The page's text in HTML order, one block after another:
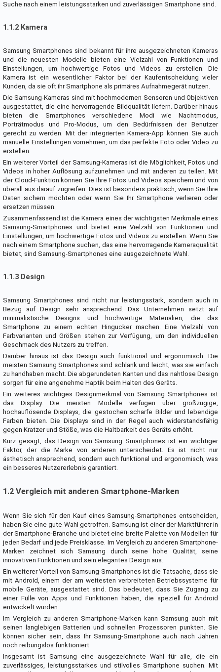
Suche nach einem leistungsstarken und zuverlässigen Smartphone sind.
1.1.2 Kamera
Samsung Smartphones sind bekannt für ihre ausgezeichneten Kameras
und die neuesten Modelle bieten eine Vielzahl von Funktionen und
Einstellungen, um hochwertige Fotos und Videos zu erstellen. Die
Kamera ist ein wesentlicher Faktor bei der Kaufentscheidung vieler
Kunden, da sie oft ihr Smartphone als primäres Aufnahmegerät nutzen.
Die Samsung-Kameras sind mit hochmodernen Sensoren und Objektiven
ausgestattet, die eine hervorragende Bildqualität liefern. Darüber hinaus
bieten die Smartphones verschiedene Modi wie Nachtmodus,
Porträtmodus und Pro-Modus, um den Bedürfnissen der Benutzer
gerecht zu werden. Mit der integrierten Kamera-App können Sie auch
manuelle Einstellungen vornehmen, um das perfekte Foto oder Video zu
erstellen.
Ein weiterer Vorteil der Samsung-Kameras ist die Möglichkeit, Fotos und
Videos in hoher Auflösung aufzunehmen und mit anderen zu teilen. Mit
der Cloud-Funktion können Sie Ihre Fotos und Videos speichern und von
überall aus darauf zugreifen. Dies ist besonders praktisch, wenn Sie Ihre
Daten sichern möchten oder wenn Sie Ihr Smartphone verlieren oder
ersetzen müssen.
Zusammenfassend ist die Kamera eines der wichtigsten Merkmale eines
Samsung-Smartphones und bietet eine Vielzahl von Funktionen und
Einstellungen, um hochwertige Fotos und Videos zu erstellen. Wenn Sie
nach einem Smartphone suchen, das eine hervorragende Kameraqualität
bietet, sind Samsung-Smartphones eine ausgezeichnete Wahl.
1.1.3 Design
Samsung Smartphones sind nicht nur leistungsstark, sondern auch in
Bezug auf Design sehr ansprechend. Das Unternehmen setzt auf
minimalistische Designs und hochwertige Materialien, die das
Smartphone zu einem echten Hingucker machen. Eine Vielzahl von
Farbvarianten und Größen stehen zur Verfügung, um den individuellen
Geschmack des Nutzers zu treffen.
Darüber hinaus ist das Design auch funktional und ergonomisch. Die
meisten Samsung Smartphones sind schlank und leicht, was sie einfach
zu handhaben macht. Die abgerundeten Kanten und das nahtlose Design
sorgen für eine angenehme Haptik beim Halten des Geräts.
Ein weiteres wichtiges Designmerkmal von Samsung Smartphones ist
das Display. Die meisten Modelle verfügen über großzügige,
hochauflösende Displays, die gestochen scharfe Bilder und lebendige
Farben bieten. Die Displays sind in der Regel auch widerstandsfähig
gegen Kratzer und Stöße, was die Haltbarkeit des Geräts erhöht.
Kurz gesagt, das Design von Samsung Smartphones ist ein wichtiger
Faktor, der die Marke von anderen unterscheidet. Es ist nicht nur
ästhetisch ansprechend, sondern auch funktional und ergonomisch, was
ein besseres Nutzererlebnis garantiert.
1.2 Vergleich mit anderen Smartphone-Marken
Wenn Sie sich für den Kauf eines Samsung-Smartphones entscheiden,
haben Sie eine gute Wahl getroffen. Samsung ist einer der Marktführer in
der Smartphone-Branche und bietet eine breite Palette von Modellen für
jeden Bedarf und jede Preisklasse. Im Vergleich zu anderen Smartphone-
Marken zeichnet sich Samsung durch seine hohe Qualität, seine
innovativen Funktionen und sein elegantes Design aus.
Ein weiterer Vorteil von Samsung-Smartphones ist die Tatsache, dass sie
mit Android, einem der am weitesten verbreiteten Betriebssysteme für
mobile Geräte, ausgestattet sind. Das bedeutet, dass Sie Zugang zu
einer Fülle von Apps und Funktionen haben, die speziell für Android
entwickelt wurden.
Im Vergleich zu anderen Smartphone-Marken kann Samsung auch mit
seinen langlebigen Batterien und schnellen Prozessoren punkten. Sie
können sicher sein, dass Ihr Samsung-Smartphone auch nach Jahren
noch reibungslos funktioniert.
Insgesamt ist Samsung eine ausgezeichnete Wahl für alle, die ein
zuverlässiges, leistungsstarkes und stilvolles Smartphone suchen. Mit